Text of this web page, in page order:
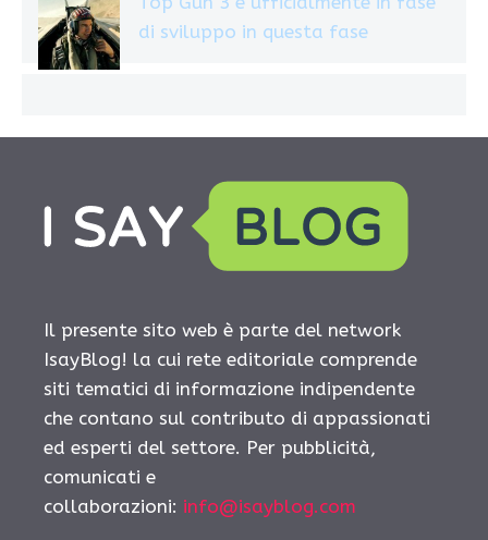
di sviluppo in questa fase
Il presente sito web è parte del network
IsayBlog! la cui rete editoriale comprende
siti tematici di informazione indipendente
che contano sul contributo di appassionati
ed esperti del settore. Per pubblicità,
comunicati e
collaborazioni: info@isayblog.com